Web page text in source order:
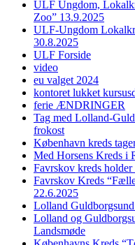
ULF Ungdom,
Zoo” 13.9.2025
ULF-Ungdom
30.8.2025
ULF Forside
video
eu valget 2024
kontoret lukket
ferie ÆNDRINGER
Tag med Lolland-
frokost
København kreds
Med Horsens Kreds i
Favrskov kreds
Favrskov Kreds
22.6.2025
Lolland
Lolland og
Landsmøde